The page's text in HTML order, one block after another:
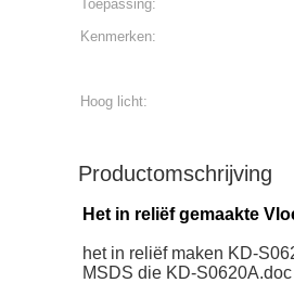
Toepassing:
Kenmerken:
Hoog licht:
Productomschrijving
Het in reliëf gemaakte
het in reliëf maken KD-
MSDS die KD-